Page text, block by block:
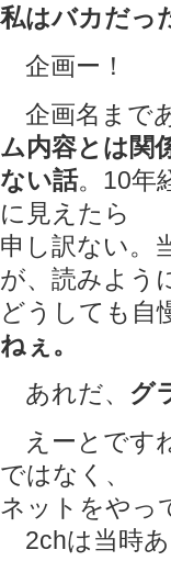
私はバカだっ
企画ー！
企画名まで
ム内容とは関
ない話。10年
に見えたら
申し訳ない。
が、読みよう
どうしても自
ねぇ。
あれだ、 グ
えーとです
ではなく、
ネットをやっ
2chは当時